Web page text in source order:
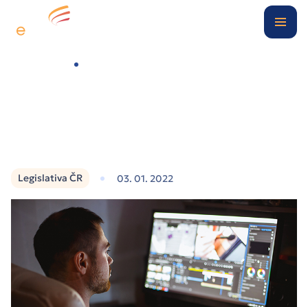
Digitální kancelář
Případové studie
Kontakt
Klientská zóna
Nezávazně poptat
Legislativa ČR 03. 01. 2022